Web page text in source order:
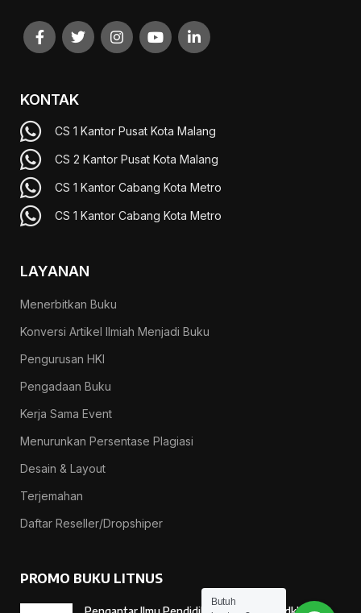
KONTAK
CS 1 Kantor Pusat Kota Malang
CS 2 Kantor Pusat Kota Malang
CS 1 Kantor Cabang Kota Metro
CS 1 Kantor Cabang Kota Metro
LAYANAN
Menerbitkan Buku
Konversi Artikel Ilmiah Menjadi Buku
Pengurusan HKI
Pengadaan Buku
Kerja Sama Event
Menurunkan Persentase Plagiasi
Desain & Layout
Terjemahan
Daftar Reseller/Dropshiper
PROMO BUKU LITNUS
Butuh